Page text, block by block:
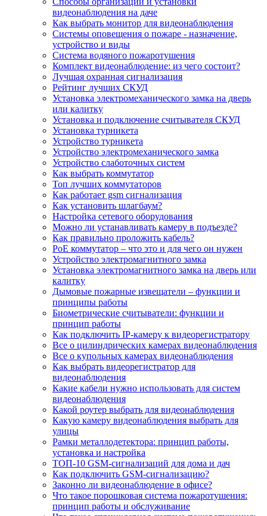
видеонаблюдения на даче
Как выбрать монитор для видеонаблюдения
Системы оповещения о пожаре - назначение,
устройство и виды
Система водяного пожаротушения
Комплект видеонаблюдение: из чего состоит?
Лучшая охранная сигнализация
Рейтинг лучших СКУД
Установка электромеханического замка на дверь
или калитку
Установка и подключение считывателя СКУД
Установка турникета
Устройство турникета
Устройство электромеханического замка
Устройство слаботочных систем
Как выбрать коммутатор
Топ лучших коммутаторов
Как работает gsm сигнализация
Как установить шлагбаум?
Настройка сетевого оборудования
Можно ли устанавливать камеру в подъезде?
Как правильно проложить кабель?
PoE коммутатор – что это и для чего он нужен
Устройство электромагнитного замка
Установка электромагнитного замка на дверь или
калитку
Дымовые пожарные извещатели – функции и
принципы работы
Биометрические считыватели: функции и
принцип работы
Как подключить IP-камеру к видеорегистратору
Все о цилиндрических камерах видеонаблюдения
Все о купольных камерах видеонаблюдения
Как выбрать видеорегистратор для
видеонаблюдения
Какие кабели нужно использовать для систем
видеонаблюдения
Какой роутер выбрать для видеонаблюдения
Какую камеру видеонаблюдения выбрать для
улицы
Рамки металлодетектора: принцип работы,
установка и настройка
ТОП-10 GSM-сигнализаций для дома и дач
Как подключить GSM-сигнализацию?
Законно ли видеонаблюдение в офисе?
Что такое порошковая система пожаротушения:
принцип работы и обслуживание